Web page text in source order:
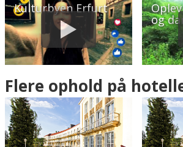
Kulturbyen Erfurt
og
Flere ophold på